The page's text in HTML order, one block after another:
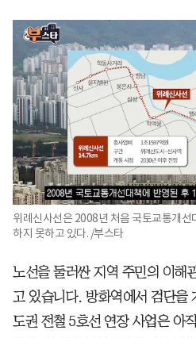
위례신사선은 2008년 처음 국토교통개
하지 못하고 있다. /부스타
노선을 둘러싼 지역 주민의 이해
고 있습니다. 방화역에서 검단을
도권 전철 5호선 연장 사업은 아